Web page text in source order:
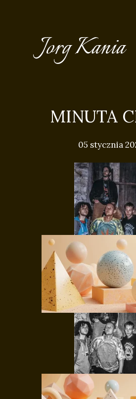
Jorg Kania
05 stycznia
MINUTA